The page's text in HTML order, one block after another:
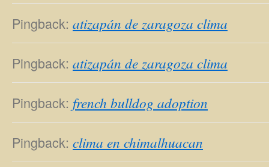
Pingback: atizapán de zaragoza clima
Pingback: atizapán de zaragoza clima
Pingback: french bulldog adoption
Pingback: clima en chimalhuacan